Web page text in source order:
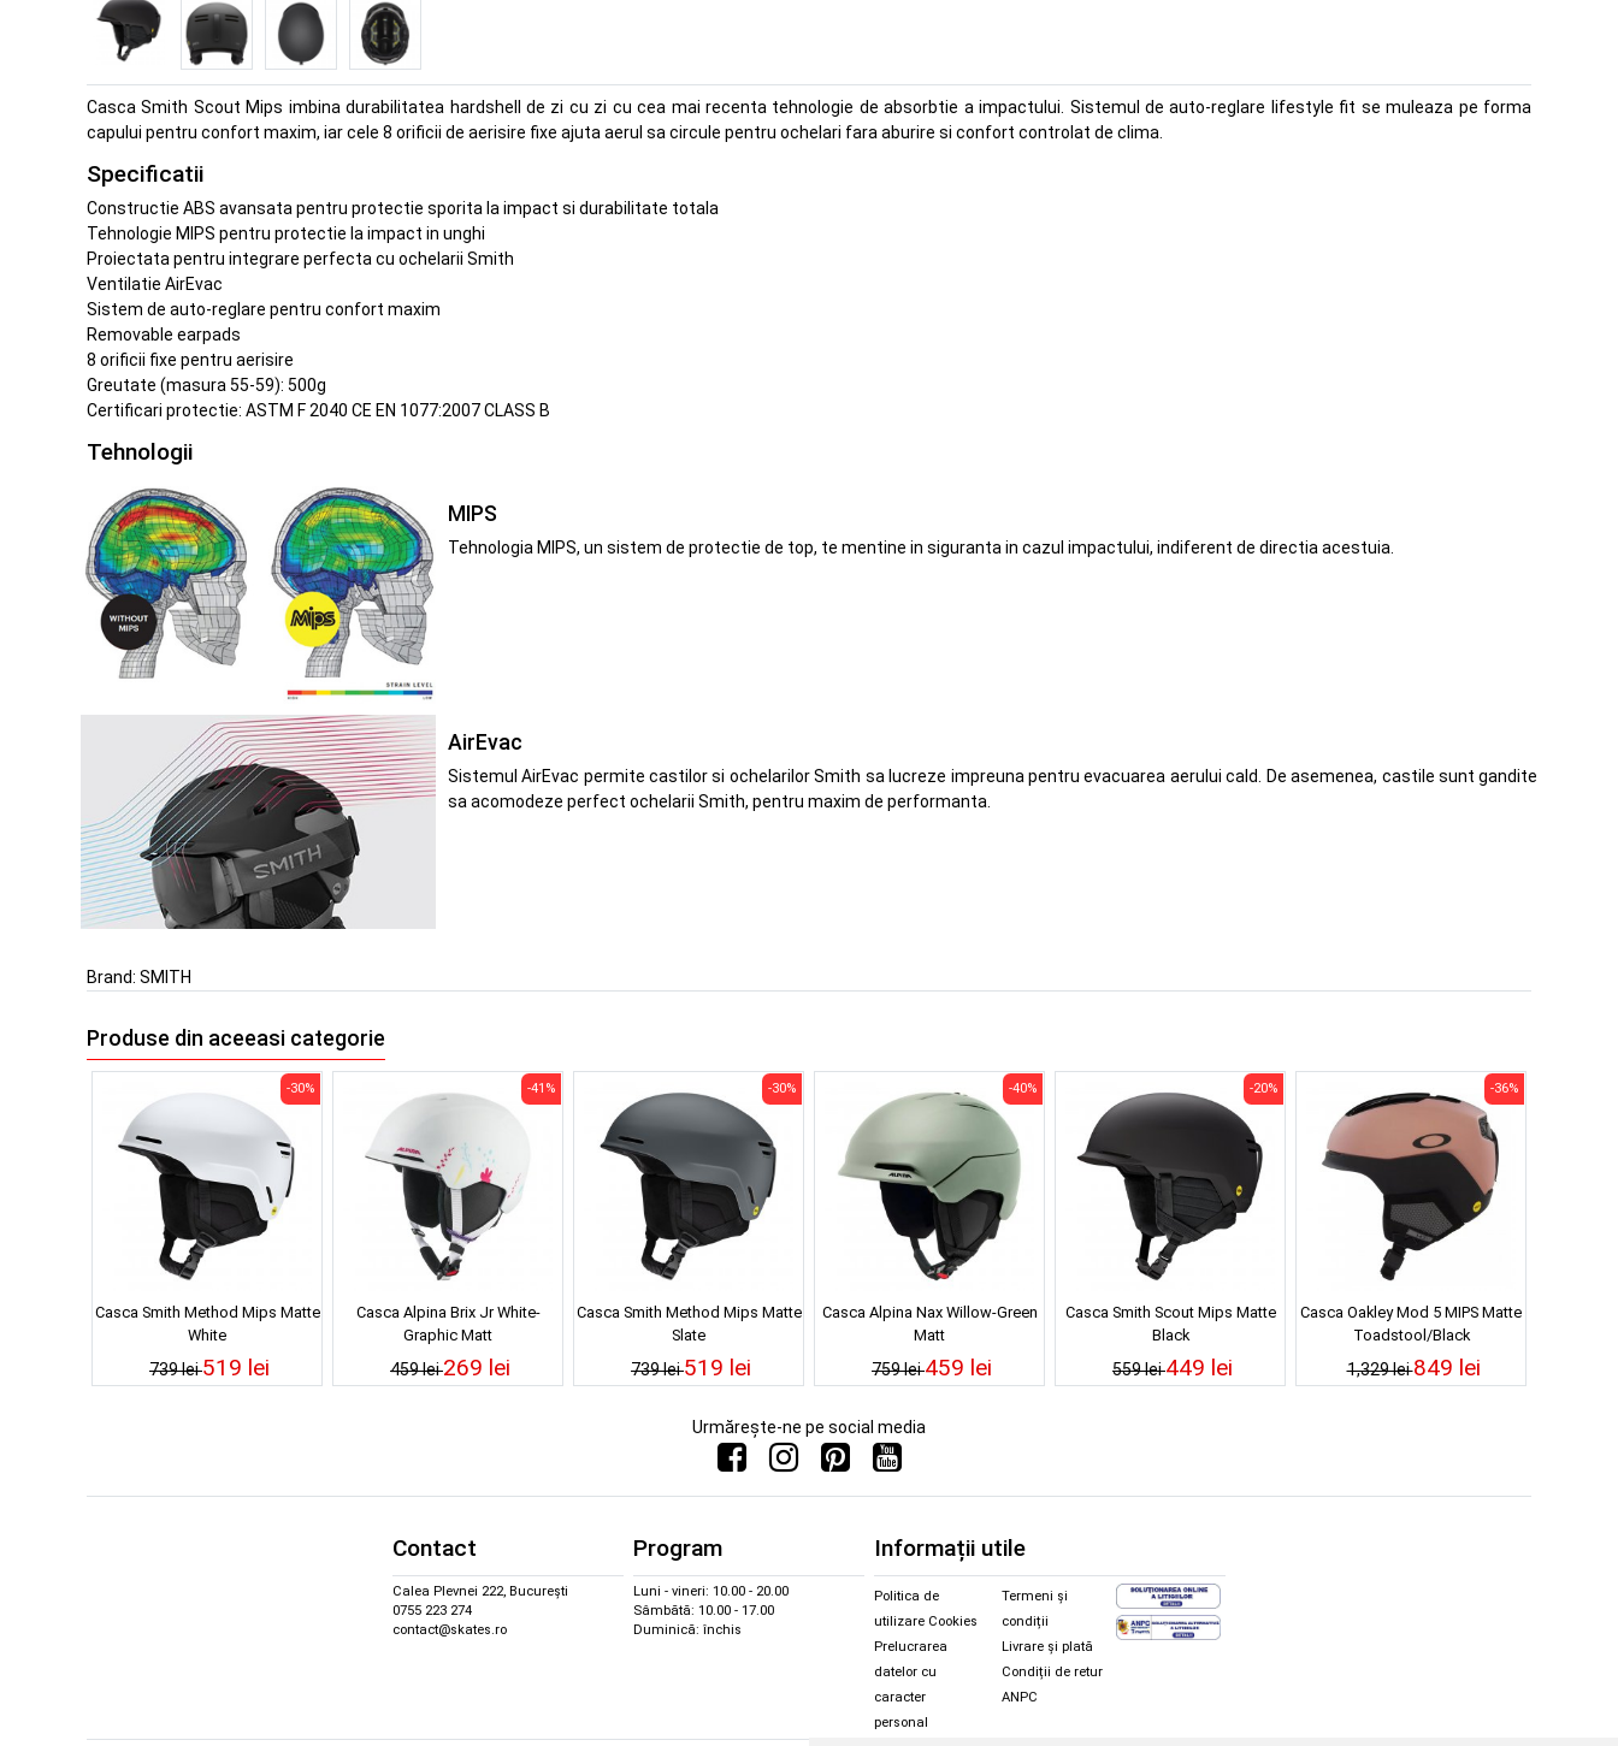
Casca Smith Scout Mips imbina durabilitatea hardshell de zi cu zi cu cea mai recenta tehnologie de absorbtie a impactului. Sistemul de auto-reglare lifestyle fit se muleaza pe forma
capului pentru confort maxim, iar cele 8 orificii de aerisire fixe ajuta aerul sa circule pentru ochelari fara aburire si confort controlat de clima.
Specificatii
Constructie ABS avansata pentru protectie sporita la impact si durabilitate totala
Tehnologie MIPS pentru protectie la impact in unghi
Proiectata pentru integrare perfecta cu ochelarii Smith
Ventilatie AirEvac
Sistem de auto-reglare pentru confort maxim
Removable earpads
8 orificii fixe pentru aerisire
Greutate (masura 55-59): 500g
Certificari protectie: ASTM F 2040 CE EN 1077:2007 CLASS B
Tehnologii
MIPS
Tehnologia MIPS, un sistem de protectie de top, te mentine in siguranta in cazul impactului, indiferent de directia acestuia.
AirEvac
Sistemul AirEvac permite castilor si ochelarilor Smith sa lucreze impreuna pentru evacuarea aerului cald. De asemenea, castile sunt gandite
sa acomodeze perfect ochelarii Smith, pentru maxim de performanta.
Brand: SMITH
Produse din aceeasi categorie
Casca Smith Method Mips Matte
White
739 lei
-30%
519 lei
Casca Alpina Brix Jr White-
Graphic Matt
459 lei
-41%
269 lei
Casca Smith Method Mips Matte
Slate
739 lei
-30%
519 lei
Casca Alpina Nax Willow-Green
Matt
759 lei
-40%
459 lei
Casca Smith Scout Mips Matte
Black
559 lei
-20%
449 lei
Casca Oakley Mod 5 MIPS Matte
Toadstool/Black
1,329 lei
-36%
849 lei
Urmărește-ne pe social media
Contact
Calea Plevnei 222, București
0755 223 274
contact@skates.ro
Program
Luni - vineri: 10.00 - 20.00
Sâmbătă: 10.00 - 17.00
Duminică: închis
Informații utile
Politica de
utilizare Cookies
Prelucrarea
datelor cu
caracter
personal
Termeni și
condiții
Livrare și plată
Condiții de retur
ANPC